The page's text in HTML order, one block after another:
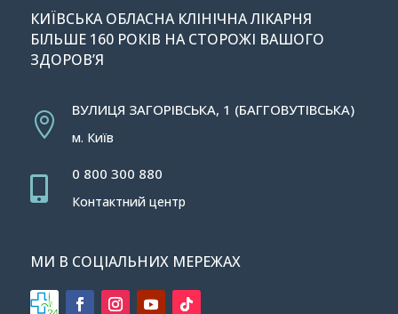
КИЇВСЬКА ОБЛАСНА КЛІНІЧНА ЛІКАРНЯ
БІЛЬШЕ 160 РОКІВ НА СТОРОЖІ ВАШОГО
ЗДОРОВ’Я

ВУЛИЦЯ ЗАГОРІВСЬКА, 1 (БАГГОВУТІВСЬКА)
м. Київ

0 800 300 880
Контактний центр
МИ В СОЦІАЛЬНИХ МЕРЕЖАХ